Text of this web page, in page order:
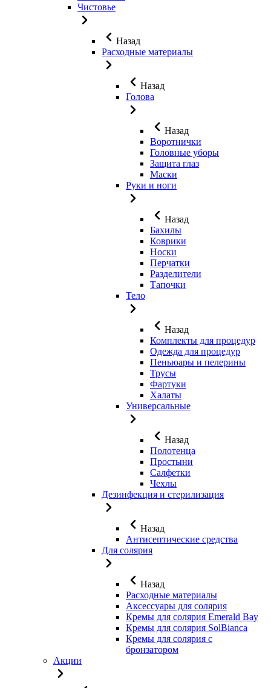
Чистовье
Назад
Расходные материалы
Назад
Голова
Назад
Воротнички
Головные уборы
Защита глаз
Маски
Руки и ноги
Назад
Бахилы
Коврики
Носки
Перчатки
Разделители
Тапочки
Тело
Назад
Комплекты для процедур
Одежда для процедур
Пеньюары и пелерины
Трусы
Фартуки
Халаты
Универсальные
Назад
Полотенца
Простыни
Салфетки
Чехлы
Дезинфекция и стерилизация
Назад
Антисептические средства
Для солярия
Назад
Расходные материалы
Аксессуары для солярия
Кремы для солярия Emerald Bay
Кремы для солярия SolBianca
Кремы для солярия с
бронзатором
Акции